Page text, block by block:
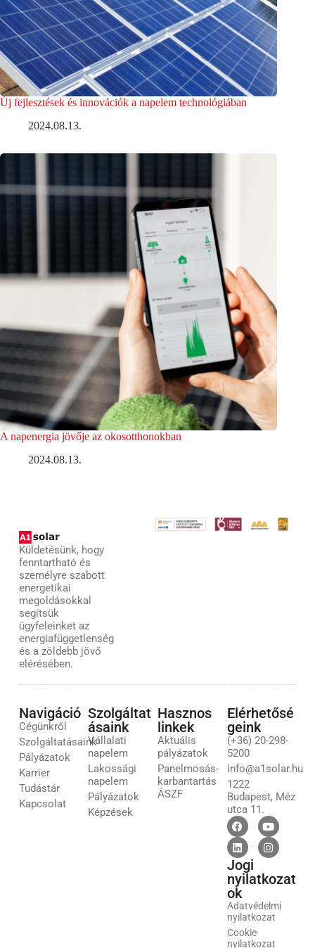
Új fejlesztések és innovációk a napelem technológiában
2024.08.13.
A napenergia jövője az okosotthonokban
2024.08.13.
Küldetésünk, hogy
fenntartható és
személyre szabott
energetikai
megoldásokkal
segítsük
ügyfeleinket az
energiafüggetlenség
és a zöldebb jövő
elérésében.
Navigáció
Cégünkről
Szolgáltatásaink
Pályázatok
Karrier
Tudástár
Kapcsolat
Szolgáltat
ásaink
Vállalati
napelem
Lakossági
napelem
Pályázatok
Képzések
Hasznos
linkek
Aktuális
pályázatok
Panelmosás-
karbantartás
ÁSZF
Elérhetősé
geink
(+36) 20-298-
5200
info@a1solar.hu
1222
Budapest, Méz
utca 11.
Jogi
nyilatkozat
ok
Adatvédelmi
nyilatkozat
Cookie
nyilatkozat